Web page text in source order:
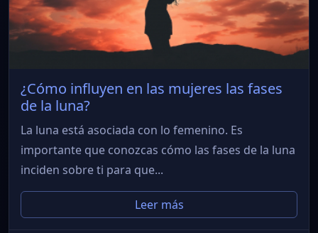
¿Cómo influyen en las mujeres las fases
de la luna?
La luna está asociada con lo femenino. Es
importante que conozcas cómo las fases de la luna
inciden sobre ti para que...
Leer más